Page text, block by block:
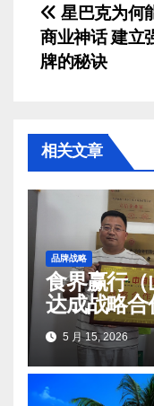
文
章
航
星巴克为何
商业神话 建立
牌的秘诀
相关文章
品牌战略
食界赢行
达成战略合
莒南顺利举
5 月 15, 2026